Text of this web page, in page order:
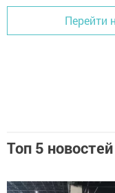
Перейти
Топ 5 новостей